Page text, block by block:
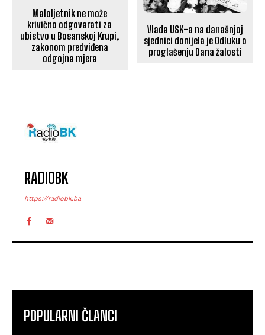
Maloljetnik ne može
krivično odgovarati za
ubistvo u Bosanskoj Krupi,
zakonom predviđena
odgojna mjera
Vlada USK-a na današnjoj
sjednici donijela je Odluku o
proglašenju Dana žalosti
RADIOBK
https://radiobk.ba
POPULARNI ČLANCI